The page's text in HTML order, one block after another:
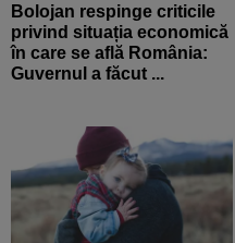
Bolojan respinge criticile
privind situația economică
în care se află România:
Guvernul a făcut ...